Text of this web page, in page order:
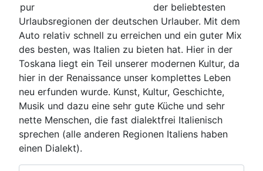
der beliebtesten
Urlaubsregionen der deutschen Urlauber. Mit dem
Auto relativ schnell zu erreichen und ein guter Mix
des besten, was Italien zu bieten hat. Hier in der
Toskana liegt ein Teil unserer modernen Kultur, da
hier in der Renaissance unser komplettes Leben
neu erfunden wurde. Kunst, Kultur, Geschichte,
Musik und dazu eine sehr gute Küche und sehr
nette Menschen, die fast dialektfrei Italienisch
sprechen (alle anderen Regionen Italiens haben
einen Dialekt).